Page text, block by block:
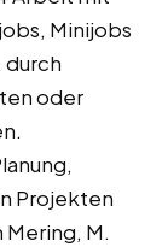
Minijobs
durch
oder
Projekten
M.